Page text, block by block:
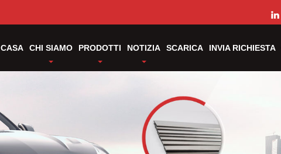
CASA CHI SIAMO PRODOTTI NOTIZIA SCARICA INVIA RICHIESTA